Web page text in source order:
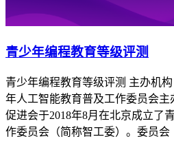
青少年编程教育等级评测
青少年编程教育等级评测 主办机
年人工智能教育普及工作委员会主
促进会于2018年8月在北京成立了
作委员会（简称智工委）。委员会